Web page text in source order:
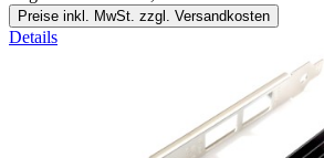
Preise inkl. MwSt. zzgl. Versandkosten
Details